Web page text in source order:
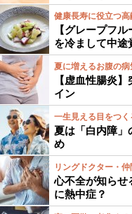
健康長寿に役立つ高
【グレープフ
を冷まして中途
夏に増えるお腹の病
【虚血性腸炎
イン
一生見える目をつく
夏は「白内障
め
リングドクター・
心不全が知ら
に熱中症？